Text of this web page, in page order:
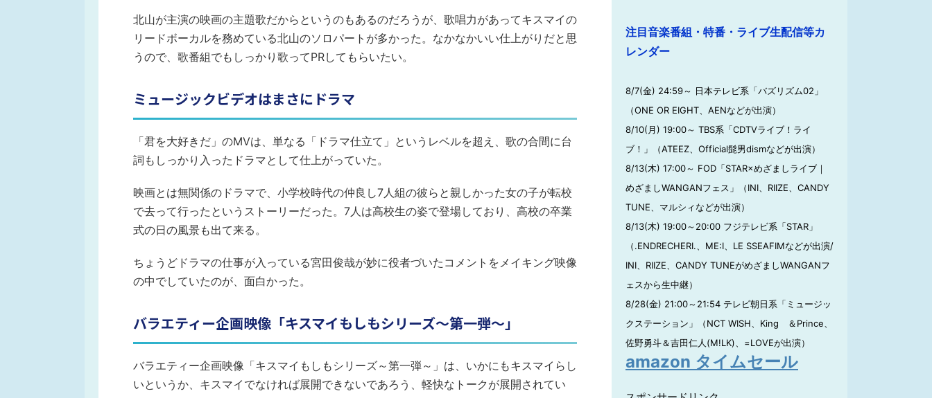
北山が主演の映画の主題歌だからというのもあるのだろうが、歌唱力があってキスマイの
リードボーカルを務めている北山のソロパートが多かった。なかなかいい仕上がりだと思
うので、歌番組でもしっかり歌ってPRしてもらいたい。
ミュージックビデオはまさにドラマ
「君を大好きだ」のMVは、単なる「ドラマ仕立て」というレベルを超え、歌の合間に台
詞もしっかり入ったドラマとして仕上がっていた。
映画とは無関係のドラマで、小学校時代の仲良し7人組の彼らと親しかった女の子が転校
で去って行ったというストーリーだった。7人は高校生の姿で登場しており、高校の卒業
式の日の風景も出て来る。
ちょうどドラマの仕事が入っている宮田俊哉が妙に役者づいたコメントをメイキング映像
の中でしていたのが、面白かった。
バラエティー企画映像「キスマイもしもシリーズ～第一弾～」
バラエティー企画映像「キスマイもしもシリーズ～第一弾～」は、いかにもキスマイらし
いというか、キスマイでなければ展開できないであろう、軽快なトークが展開されてい
注目音楽番組・特番・ライブ生配信等カ
レンダー
8/7(金) 24:59～ 日本テレビ系「バズリズム02」
（ONE OR EIGHT、AENなどが出演）
8/10(月) 19:00～ TBS系「CDTVライブ！ライ
ブ！」（ATEEZ、Official髭男dismなどが出演）
8/13(木) 17:00～ FOD「STAR×めざましライブ｜
めざましWANGANフェス」（INI、RIIZE、CANDY
TUNE、マルシィなどが出演）
8/13(木) 19:00～20:00 フジテレビ系「STAR」
（.ENDRECHERI.、ME:I、LE SSEAFIMなどが出演/
INI、RIIZE、CANDY TUNEがめざましWANGANフ
ェスから生中継）
8/28(金) 21:00～21:54 テレビ朝日系「ミュージッ
クステーション」（NCT WISH、King ＆Prince、
佐野勇斗＆吉田仁人(M!LK)、=LOVEが出演）
amazon タイムセール